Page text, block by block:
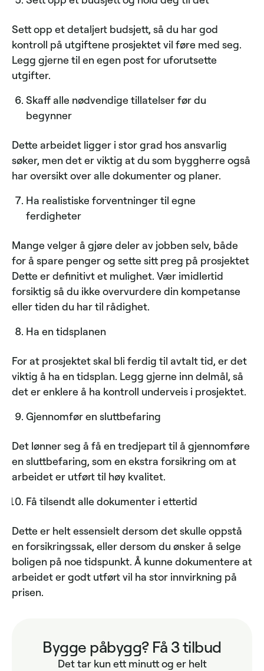
Sett opp et detaljert budsjett, så du har god
kontroll på utgiftene prosjektet vil føre med seg.
Legg gjerne til en egen post for uforutsette
utgifter.
Skaff alle nødvendige tillatelser før du
begynner
Dette arbeidet ligger i stor grad hos ansvarlig
søker, men det er viktig at du som byggherre også
har oversikt over alle dokumenter og planer.
Ha realistiske forventninger til egne
ferdigheter
Mange velger å gjøre deler av jobben selv, både
for å spare penger og sette sitt preg på prosjektet
Dette er definitivt et mulighet. Vær imidlertid
forsiktig så du ikke overvurdere din kompetanse
eller tiden du har til rådighet.
Ha en tidsplanen
For at prosjektet skal bli ferdig til avtalt tid, er det
viktig å ha en tidsplan. Legg gjerne inn delmål, så
det er enklere å ha kontroll underveis i prosjektet.
Gjennomfør en sluttbefaring
Det lønner seg å få en tredjepart til å gjennomføre
en sluttbefaring, som en ekstra forsikring om at
arbeidet er utført til høy kvalitet.
Få tilsendt alle dokumenter i ettertid
Dette er helt essensielt dersom det skulle oppstå
en forsikringssak, eller dersom du ønsker å selge
boligen på noe tidspunkt. Å kunne dokumentere at
arbeidet er godt utført vil ha stor innvirkning på
prisen.
Bygge påbygg? Få 3 tilbud
Det tar kun ett minutt og er helt